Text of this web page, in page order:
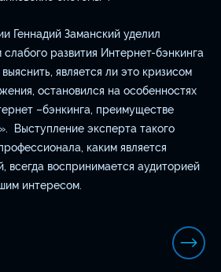
Геннадий Заманский уделил
развития Интернет-бэнкинга
является ли это кризисом
остановился на особенностях
–бэнкинга, преимуществе
Выступление эксперта такого
каким является
всегда воспринимается аудиторией
интересом.